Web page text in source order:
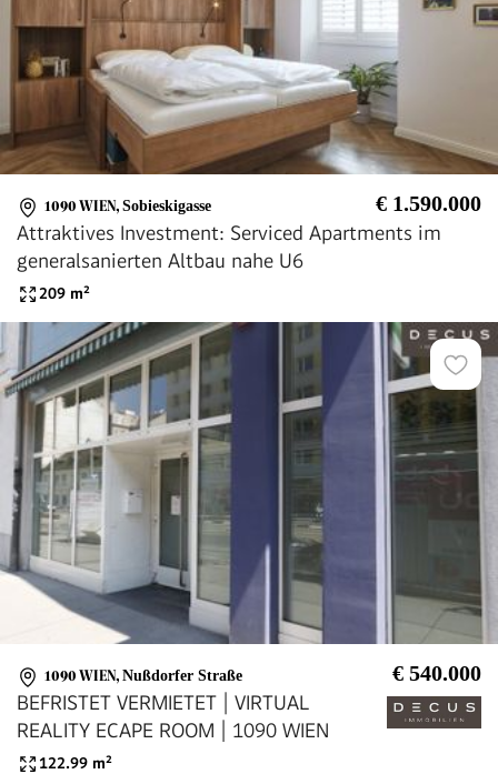
1090 WIEN, Sobieskigasse € 1.590.000
Attraktives Investment: Serviced Apartments im
generalsanierten Altbau nahe U6
209 m²
1090 WIEN, Nußdorfer Straße € 540.000
BEFRISTET VERMIETET | VIRTUAL
REALITY ECAPE ROOM | 1090 WIEN
122.99 m²